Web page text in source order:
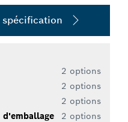
spécification
2 options
2 options
2 options
d'emballage
2 options